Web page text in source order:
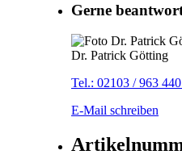
Gerne
Dr. Patrick Götting
Tel.: 02103 / 963
E-Mail schreiben